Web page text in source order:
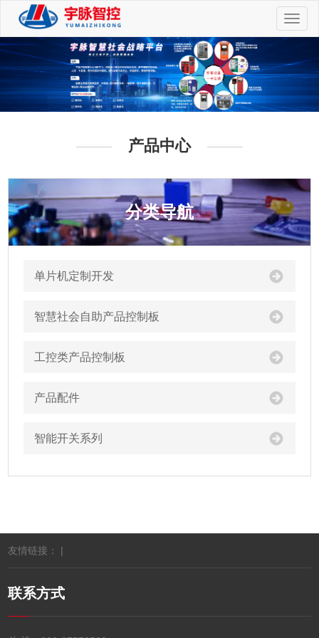
切
换
航
产品中心
分类导航
单片机定制开发
智慧社会自助产品控制板
工控类产品控制板
产品配件
智能开关系列
友情链接： |
联系方式